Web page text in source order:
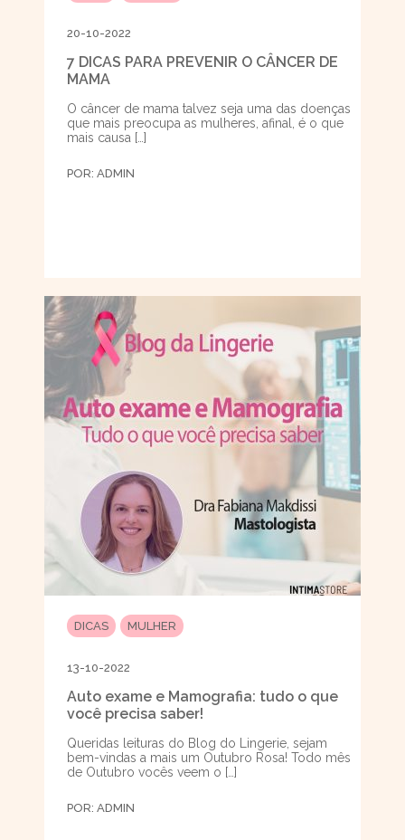
20-10-2022
7 DICAS PARA PREVENIR O CÂNCER DE
MAMA
O câncer de mama talvez seja uma das doenças
que mais preocupa as mulheres, afinal, é o que
mais causa […]
POR: ADMIN
DICAS MULHER
13-10-2022
Auto exame e Mamografia: tudo o que
você precisa saber!
Queridas leituras do Blog do Lingerie, sejam
bem-vindas a mais um Outubro Rosa! Todo mês
de Outubro vocês veem o […]
POR: ADMIN